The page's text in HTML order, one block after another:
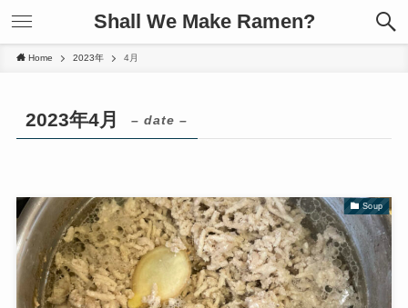
Shall We Make Ramen?
Home 2023年 4月
2023年4月 – date –
Soup